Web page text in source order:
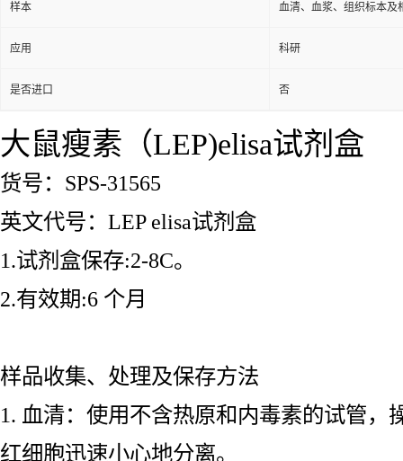
样本 血清、血浆、组织标本及
应用 科研
是否进口 否
大鼠瘦素（LEP)elisa试剂盒
货号：SPS-31565
英文代号：LEP elisa试剂盒
1.试剂盒保存:2-8C。
2.有效期:6 个月
样品收集、处理及保存方法
1. 血清：使用不含热原和内毒素的试管，
红细胞迅速小心地分离。